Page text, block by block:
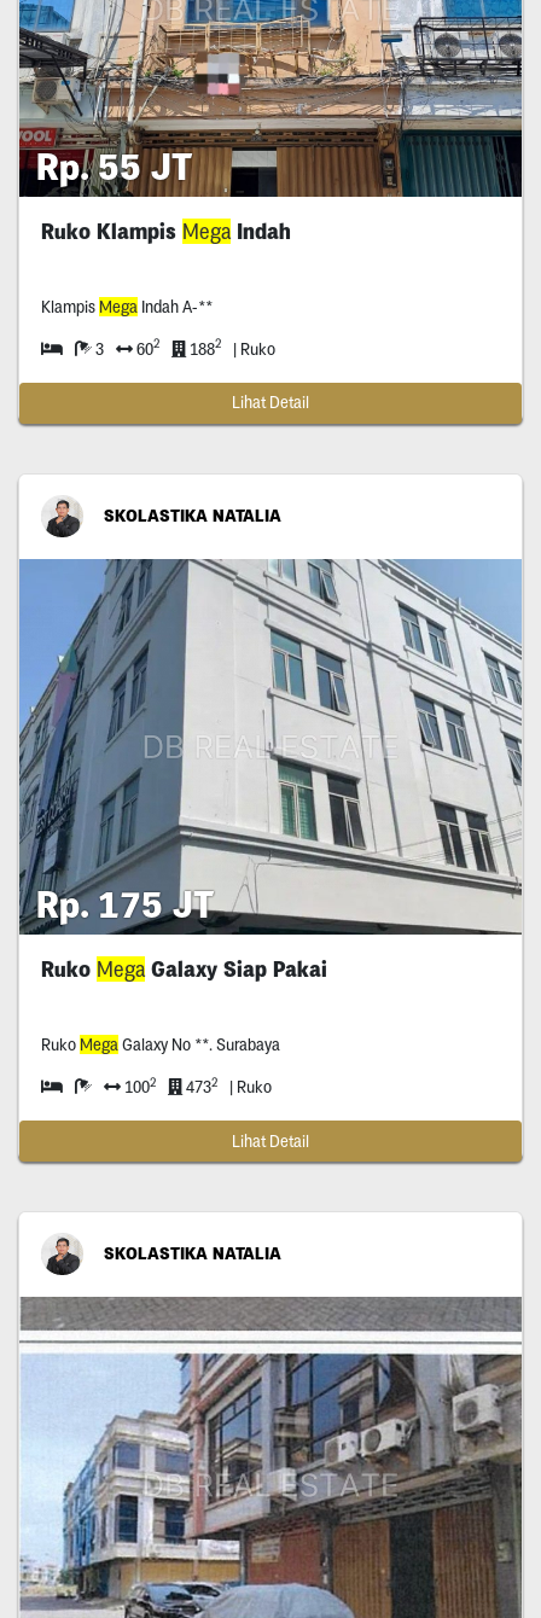
Rp. 55 JT
Ruko Klampis MegaIndah
Klampis Mega Indah A-**
3 602 1882 | Ruko
Lihat Detail
SKOLASTIKA NATALIA
Rp. 175 JT
Ruko MegaGalaxy Siap Pakai
Ruko Mega Galaxy No **. Surabaya
1002 4732 | Ruko
Lihat Detail
SKOLASTIKA NATALIA